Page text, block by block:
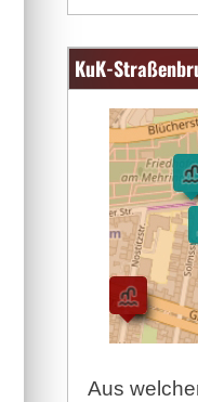
KuK-
Aus